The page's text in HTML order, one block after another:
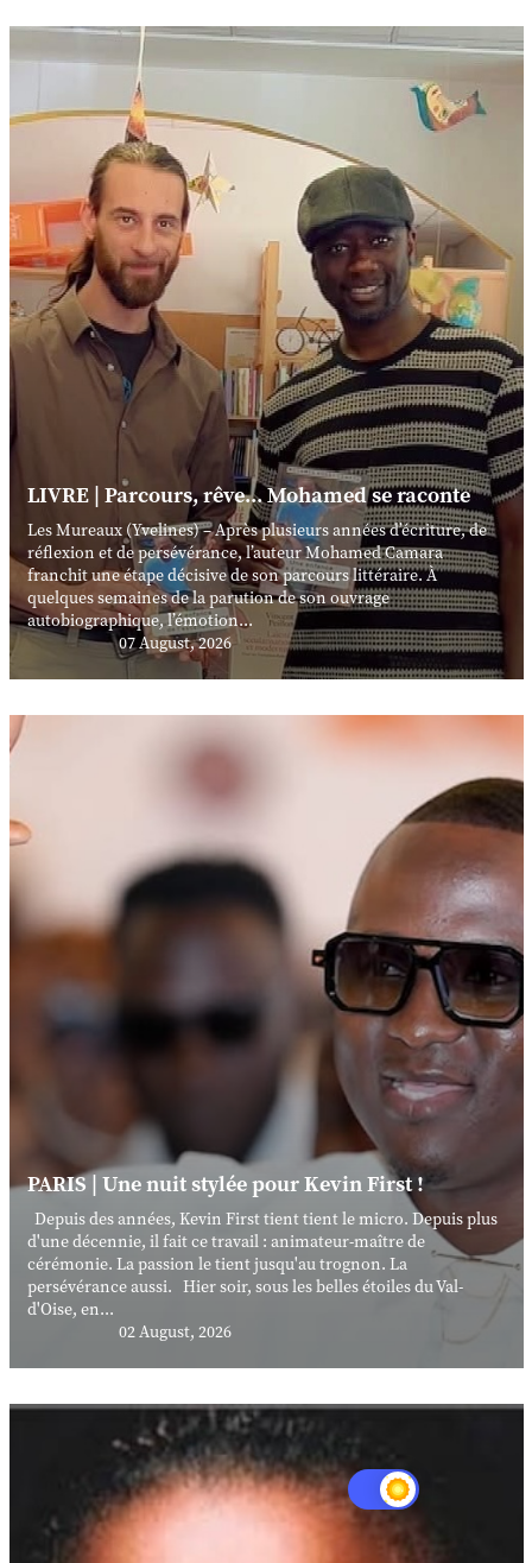
LIVRE | Parcours, rêve... Mohamed se raconte
Les Mureaux (Yvelines) – Après plusieurs années d’écriture, de
réflexion et de persévérance, l’auteur Mohamed Camara
franchit une étape décisive de son parcours littéraire. À
quelques semaines de la parution de son ouvrage
autobiographique, l’émotion...
07 August, 2026
PARIS | Une nuit stylée pour Kevin First !
Depuis des années, Kevin First tient tient le micro. Depuis plus
d'une décennie, il fait ce travail : animateur-maître de
cérémonie. La passion le tient jusqu'au trognon. La
persévérance aussi. Hier soir, sous les belles étoiles du Val-
d'Oise, en...
02 August, 2026